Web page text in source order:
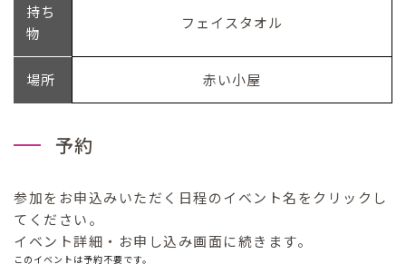
持ち
物
フェイスタオル
場所 赤い小屋
予約
参加をお申込みいただく日程のイベント名をクリックし
てください。
イベント詳細・お申し込み画面に続きます。
このイベントは予約不要です。